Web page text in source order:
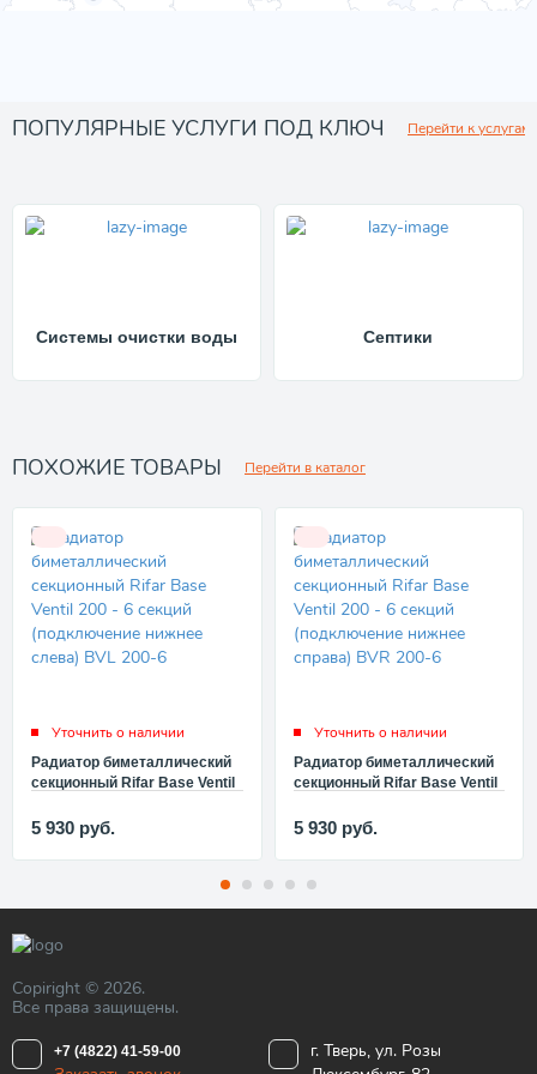
ПОПУЛЯРНЫЕ УСЛУГИ ПОД КЛЮЧ Перейти к услугам
Системы очистки воды Септики
ПОХОЖИЕ ТОВАРЫ Перейти в каталог
Уточнить о наличии
Радиатор биметаллический
секционный Rifar Base Ventil
нижнее слева) BVL 200-6
5 930 руб.
Уточнить о наличии
Радиатор биметаллический
секционный Rifar Base Ventil
нижнее справа) BVR 200-6
5 930 руб.
Copiright © 2026.
Все права защищены.
+7 (4822) 41-59-00
г. Тверь, ул. Розы